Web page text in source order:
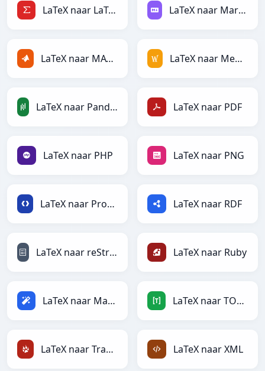
LaTeX naar LaTeX LaTeX naar Markdown
LaTeX naar MATLAB LaTeX naar MediaWiki
LaTeX naar PandasDataFrame LaTeX naar PDF
LaTeX naar PHP LaTeX naar PNG
LaTeX naar Protobuf LaTeX naar RDF
LaTeX naar reStructuredText LaTeX naar Ruby
LaTeX naar Magic LaTeX naar TOML
LaTeX naar TracWiki LaTeX naar XML